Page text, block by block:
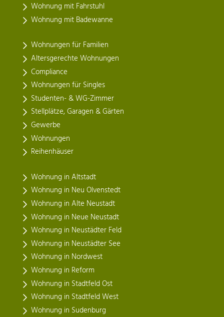
Wohnung mit Fahrstuhl
Wohnung mit Badewanne
Wohnungen für Familien
Altersgerechte Wohnungen
Compliance
Wohnungen für Singles
Studenten- & WG-Zimmer
Stellplätze, Garagen & Gärten
Gewerbe
Wohnungen
Reihenhäuser
Wohnung in Altstadt
Wohnung in Neu Olvenstedt
Wohnung in Alte Neustadt
Wohnung in Neue Neustadt
Wohnung in Neustädter Feld
Wohnung in Neustädter See
Wohnung in Nordwest
Wohnung in Reform
Wohnung in Stadtfeld Ost
Wohnung in Stadtfeld West
Wohnung in Sudenburg